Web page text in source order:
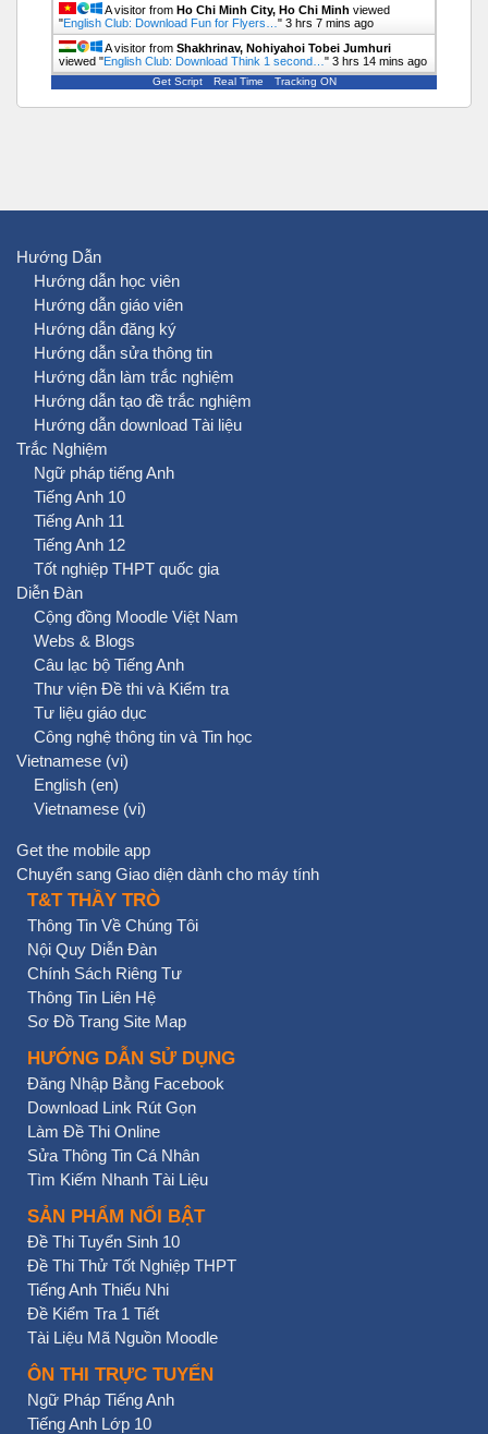
A visitor from Ho Chi Minh City, Ho Chi Minh viewed
"English Club: Download Fun for Flyers… " 3 hrs 7 mins ago
A visitor from Shakhrinav, Nohiyahoi Tobei Jumhuri
viewed "English Club: Download Think 1 second… " 3 hrs 14 mins ago
Get Script Real Time Tracking ON
Hướng Dẫn
Hướng dẫn học viên
Hướng dẫn giáo viên
Hướng dẫn đăng ký
Hướng dẫn sửa thông tin
Hướng dẫn làm trắc nghiệm
Hướng dẫn tạo đề trắc nghiệm
Hướng dẫn download Tài liệu
Trắc Nghiệm
Ngữ pháp tiếng Anh
Tiếng Anh 10
Tiếng Anh 11
Tiếng Anh 12
Tốt nghiệp THPT quốc gia
Diễn Đàn
Cộng đồng Moodle Việt Nam
Webs & Blogs
Câu lạc bộ Tiếng Anh
Thư viện Đề thi và Kiểm tra
Tư liệu giáo dục
Công nghệ thông tin và Tin học
Vietnamese ‎(vi)‎
English ‎(en)‎
Vietnamese ‎(vi)‎
Get the mobile app
Chuyển sang Giao diện dành cho máy tính
T&T THẦY TRÒ
Thông Tin Về Chúng Tôi
Nội Quy Diễn Đàn
Chính Sách Riêng Tư
Thông Tin Liên Hệ
Sơ Đồ Trang Site Map
HƯỚNG DẪN SỬ DỤNG
Đăng Nhập Bằng Facebook
Download Link Rút Gọn
Làm Đề Thi Online
Sửa Thông Tin Cá Nhân
Tìm Kiếm Nhanh Tài Liệu
SẢN PHẨM NỔI BẬT
Đề Thi Tuyển Sinh 10
Đề Thi Thử Tốt Nghiệp THPT
Tiếng Anh Thiếu Nhi
Đề Kiểm Tra 1 Tiết
Tài Liệu Mã Nguồn Moodle
ÔN THI TRỰC TUYẾN
Ngữ Pháp Tiếng Anh
Tiếng Anh Lớp 10